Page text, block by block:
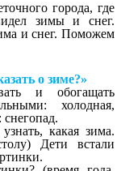
города, где
зимы и снег.
и снег. Поможем
о зиме?»
и обогащать
холодная,
какая зима.
Дети встали